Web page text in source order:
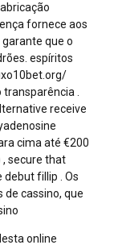
fornece aos
que o
espíritos
.
receive
cima até €200
, secure that
fillip . Os
de cassino, que
online